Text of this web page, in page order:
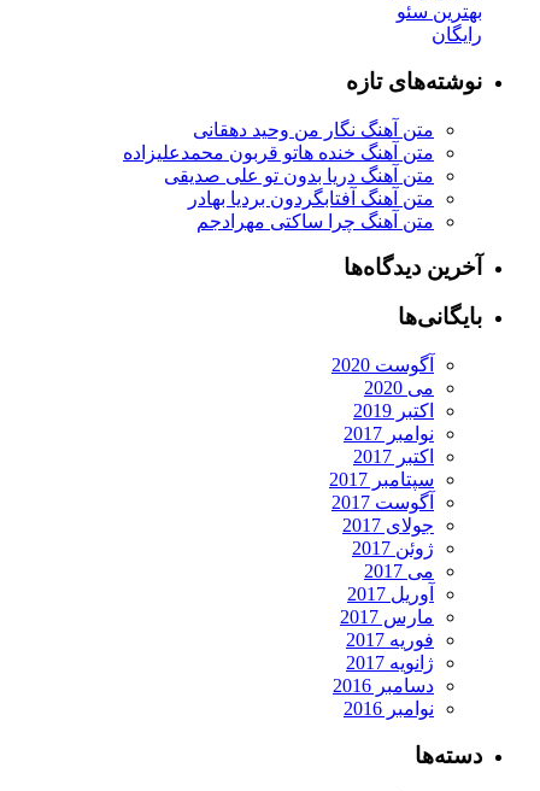
بهترین سئو
رایگان
نوشته‌های تازه
متن آهنگ نگار من وحید دهقانی
متن آهنگ خنده هاتو قربون محمدعلیزاده
متن آهنگ دریا بدون تو علی صدیقی
متن آهنگ آفتابگردون بردیا بهادر
متن آهنگ چرا ساکتی مهرادجم
آخرین دیدگاه‌ها
بایگانی‌ها
آگوست 2020
می 2020
اکتبر 2019
نوامبر 2017
اکتبر 2017
سپتامبر 2017
آگوست 2017
جولای 2017
ژوئن 2017
می 2017
آوریل 2017
مارس 2017
فوریه 2017
ژانویه 2017
دسامبر 2016
نوامبر 2016
دسته‌ها